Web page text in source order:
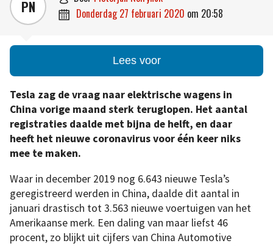
PN  donderdag 27 februari 2020 om 20:58
Lees voor
Tesla zag de vraag naar elektrische wagens in
China vorige maand sterk teruglopen. Het aantal
registraties daalde met bijna de helft, en daar
heeft het nieuwe coronavirus voor één keer niks
mee te maken.
Waar in december 2019 nog 6.643 nieuwe Tesla’s
geregistreerd werden in China, daalde dit aantal in
januari drastisch tot 3.563 nieuwe voertuigen van het
Amerikaanse merk. Een daling van maar liefst 46
procent, zo blijkt uit cijfers van China Automotive